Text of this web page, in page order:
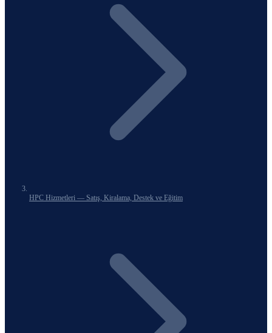
HPC Hizmetleri — Satış, Kiralama, Destek ve Eğitim